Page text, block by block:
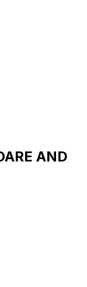
AND